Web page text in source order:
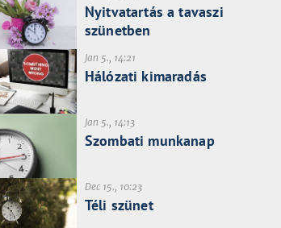
Nyitvatartás a tavaszi
szünetben
Jan 5., 14:21
Hálózati kimaradás
Jan 5., 14:13
Szombati munkanap
Dec 15., 10:23
Téli szünet